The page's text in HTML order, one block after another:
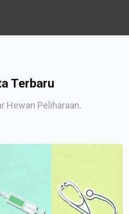
Terbaru
Hewan Peliharaan.